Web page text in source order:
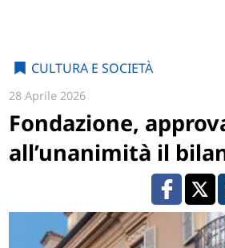
CULTURA E SOCIETÀ
28 Aprile 2026
Fondazione,
all’unanimità il